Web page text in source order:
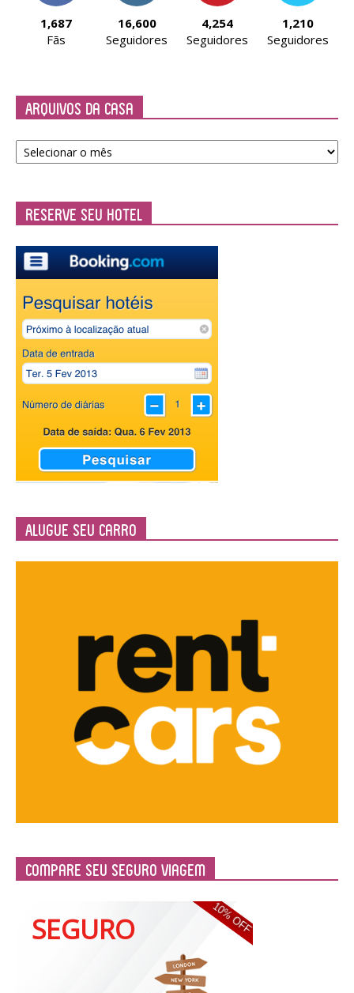
1,687
Fãs
16,600
Seguidores
4,254
Seguidores
1,210
Seguidores
Arquivos da Casa
Arquivos
da
Reserve seu Hotel
Alugue seu Carro
Compare Seu Seguro Viagem